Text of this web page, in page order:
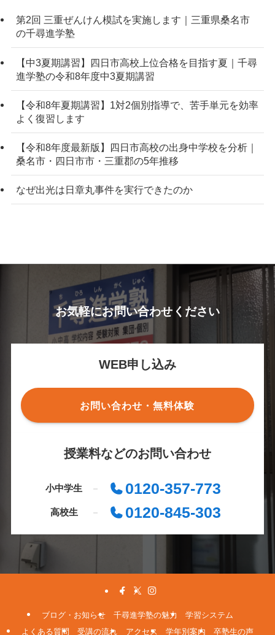
第2回 三重ぜんけん模試を実施します｜三重県桑名市
の千尋進学塾
【中3夏期講習】四日市高校上位合格を目指す夏｜千尋
進学塾の令和8年度中3夏期講習
【令和8年夏期講習】1対2個別指導で、苦手単元を効率
よく復習します
【令和8年度最新版】四日市高校の出身中学校を分析｜
桑名市・四日市市・三重郡の5年推移
なぜ出光は日章丸事件を実行できたのか
お気軽にお問い合わせください
WEB申し込み
お問い合わせ・無料体験
授業料などのお問い合わせ
小中学生 0120-357-773
高校生 0120-845-303
ブログ・お知らせ 千尋進学塾の魅力
学習システム
よくある質問
受講の流れ アクセス 学年別案内 卒塾生の声